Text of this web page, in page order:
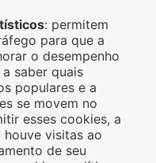
: permitem
para que a
o desempenho
saber quais
populares e a
se movem no
esses cookies, a
houve visitas ao
de seu